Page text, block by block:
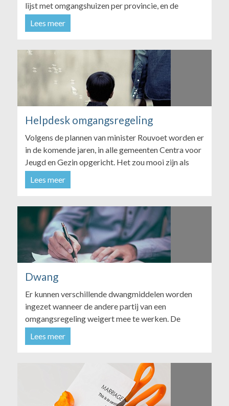
lijst met omgangshuizen per provincie, en de
benodigde informatie en contactgegevens van
deze omgangshuizen. Omgangscentrum Drenthe
0592 - 367 987 E-mail: aanmelding@yorneo.nl
Overi...
Lees meer
Helpdesk omgangsregeling
Volgens de plannen van minister Rouvoet worden er
in de komende jaren, in alle gemeenten Centra voor
Jeugd en Gezin opgericht. Het zou mooi zijn als
daar ook een informatie en adviespunt komt voor
omgangszaken. Zo is er dus een soort...
Lees meer
Dwang
Er kunnen verschillende dwangmiddelen worden
ingezet wanneer de andere partij van een
omgangsregeling weigert mee te werken. De
houding van de politie is in praktijk zeer
verschillend. Het komt voor dat de politie bereid is
Lees meer